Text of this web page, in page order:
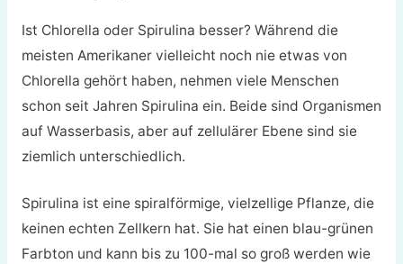
Ist Chlorella oder Spirulina besser? Während die
meisten Amerikaner vielleicht noch nie etwas von
Chlorella gehört haben, nehmen viele Menschen
schon seit Jahren Spirulina ein. Beide sind Organismen
auf Wasserbasis, aber auf zellulärer Ebene sind sie
ziemlich unterschiedlich.
Spirulina ist eine spiralförmige, vielzellige Pflanze, die
keinen echten Zellkern hat. Sie hat einen blau-grünen
Farbton und kann bis zu 100-mal so groß werden wie